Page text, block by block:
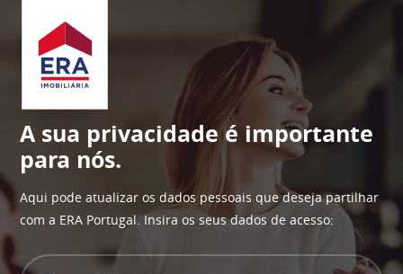
A sua privacidade é importante
para nós.
Aqui pode atualizar os dados pessoais que deseja partilhar
com a ERA Portugal. Insira os seus dados de acesso: